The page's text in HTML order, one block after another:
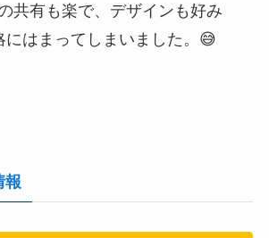
共有も楽で、デザインも好み
にはまってしまいました。😅
報